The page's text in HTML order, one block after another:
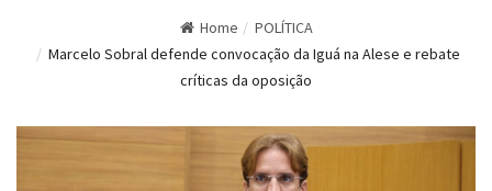
Home
POLÍTICA
Marcelo Sobral defende convocação da Iguá na Alese e rebate
críticas da oposição